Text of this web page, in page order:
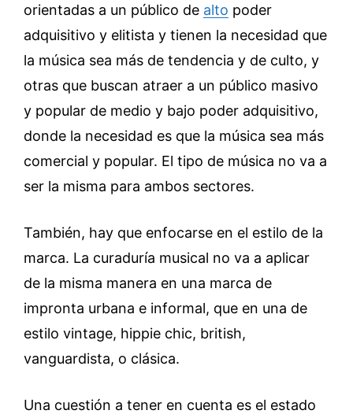
orientadas a un público de alto poder
adquisitivo y elitista y tienen la necesidad que
la música sea más de tendencia y de culto, y
otras que buscan atraer a un público masivo
y popular de medio y bajo poder adquisitivo,
donde la necesidad es que la música sea más
comercial y popular. El tipo de música no va a
ser la misma para ambos sectores.
También, hay que enfocarse en el estilo de la
marca. La curaduría musical no va a aplicar
de la misma manera en una marca de
impronta urbana e informal, que en una de
estilo vintage, hippie chic, british,
vanguardista, o clásica.
Una cuestión a tener en cuenta es el estado